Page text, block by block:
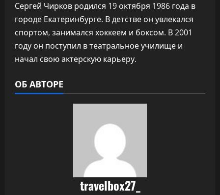
Сергей Чирков родился 19 октября 1986 года в
городе Екатеринбурге. В детстве он увлекался
спортом, занимался хоккеем и боксом. В 2001
году он поступил в театральное училище и
начал свою актерскую карьеру.
ОБ АВТОРЕ
travelbox27_